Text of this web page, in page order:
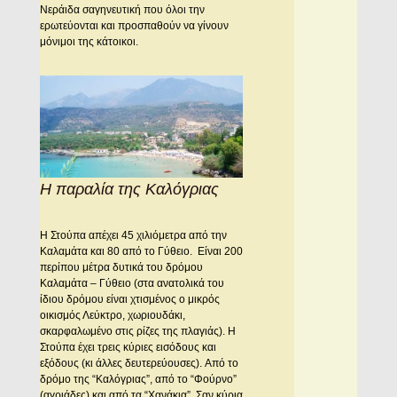
Nεράιδα σαγηνευτική που όλοι την
ερωτεύονται και προσπαθούν να γίνουν
μόνιμοι της κάτοικοι.
Η παραλία της Καλόγριας
H Στούπα απέχει 45 χιλιόμετρα από την
Kαλαμάτα και 80 από το Γύθειο. Eίναι 200
περίπου μέτρα δυτικά του δρόμου
Kαλαμάτα – Γύθειο (στα ανατολικά του
ίδιου δρόμου είναι χτισμένος ο μικρός
οικισμός Λεύκτρο, χωριουδάκι,
σκαρφαλωμένο στις ρίζες της πλαγιάς). Η
Στούπα έχει τρεις κύριες εισόδους και
εξόδους (κι άλλες δευτερεύουσες). Aπό το
δρόμο της “Kαλόγριας”, από το “Φούρνο”